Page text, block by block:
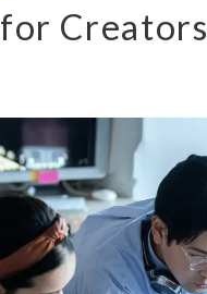
for Creators